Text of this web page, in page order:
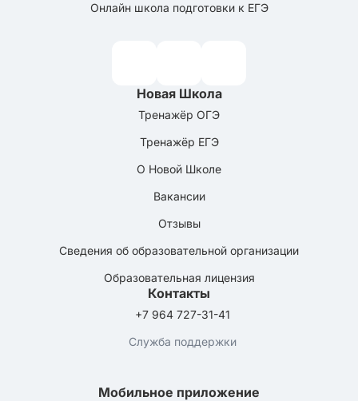
Онлайн школа подготовки к ЕГЭ
Новая Школа
Тренажёр ОГЭ
Тренажёр ЕГЭ
О Новой Школе
Вакансии
Отзывы
Сведения об образовательной организации
Образовательная лицензия
Контакты
+7 964 727-31-41
Служба поддержки
Мобильное приложение